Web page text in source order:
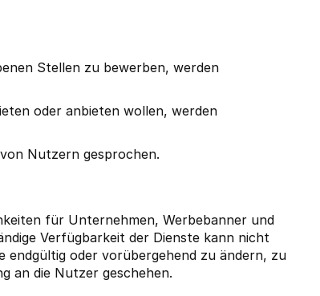
Stellen zu bewerben, werden
oder anbieten wollen, werden
Nutzern gesprochen.
für Unternehmen, Werbebanner und
Verfügbarkeit der Dienste kann nicht
oder vorübergehend zu ändern, zu
an die Nutzer geschehen.